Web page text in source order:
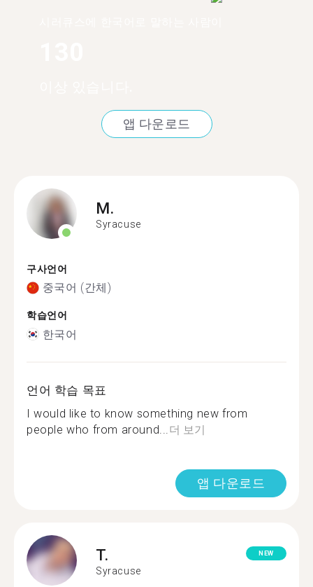
앱 다운로드
M.
Syracuse
구사언어
중국어 (간체)
학습언어
한국어
언어 학습 목표
I would like to know something new from
people who from around... 더 보기
앱 다운로드
T.
Syracuse
NEW